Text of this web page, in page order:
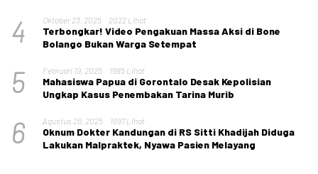
4 Oktober 23, 2025 2022 Lihat
Terbongkar! Video Pengakuan Massa Aksi di Bone
Bolango Bukan Warga Setempat
5 Februari 19, 2025 1985 Lihat
Mahasiswa Papua di Gorontalo Desak Kepolisian
Ungkap Kasus Penembakan Tarina Murib
6 Agustus 26, 2025 1697 Lihat
Oknum Dokter Kandungan di RS Sitti Khadijah Diduga
Lakukan Malpraktek, Nyawa Pasien Melayang